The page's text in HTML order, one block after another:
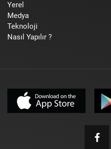
Yerel
Medya
Teknoloji
Nasıl Yapılır ?